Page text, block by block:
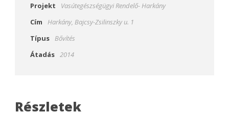
Projekt
Vasútegészségügyi Rendelő- Harkány
Cím
Harkány, Bajcsy-Zsilinszky u. 1
Típus Bővítés
Átadás 2014
Részletek